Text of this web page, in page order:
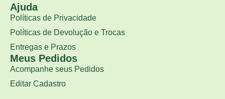
Ajuda
Políticas de Privacidade
Políticas de Devolução e Trocas
Entregas e Prazos
Meus Pedidos
Acompanhe seus Pedidos
Editar Cadastro